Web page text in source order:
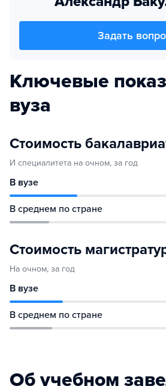
Задать
Ключевые
вуза
Стоимость
И специалитета на очном, за год
В вузе
В среднем по стране
Стоимость
На очном, за год
В вузе
В среднем по стране
Об учебном